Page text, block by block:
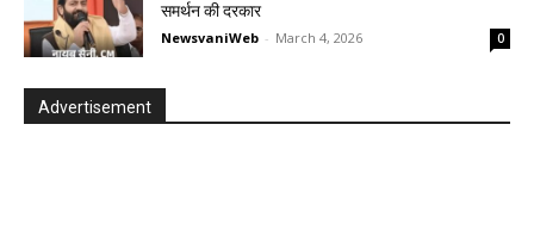
समर्थन की दरकार
NewsvaniWeb - March 4, 2026 0
Advertisement